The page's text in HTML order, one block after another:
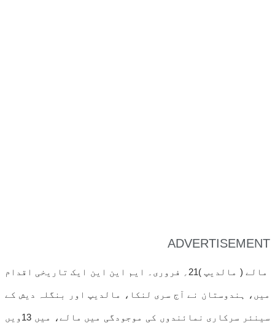
ADVERTISEMENT
مالے ( مالدیپ )21؍ فروری۔ ایم این این ایک تاریخی اقدام
میں، ہندوستان نے آج سری لنکا، مالدیپ اور بنگلہ دیش کے
سینئر سرکاری نمائندوں کی موجودگی میں مالے، میں 13ویں